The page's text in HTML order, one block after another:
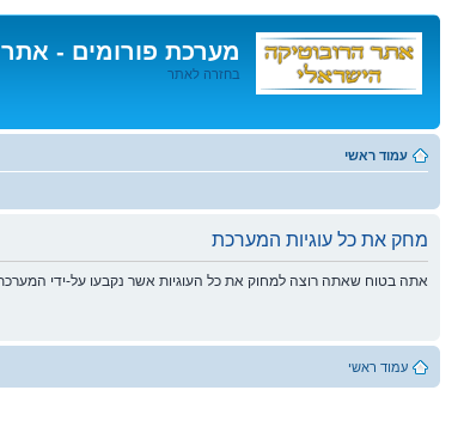
מערכת פורומים -
בחזרה לאתר
לתוכן
עמוד ראשי
מחק את כל עוגיות המערכת
אתה בטוח שאתה רוצה למחוק את כל העוגיות אשר נקבעו על-ידי
עמוד ראשי